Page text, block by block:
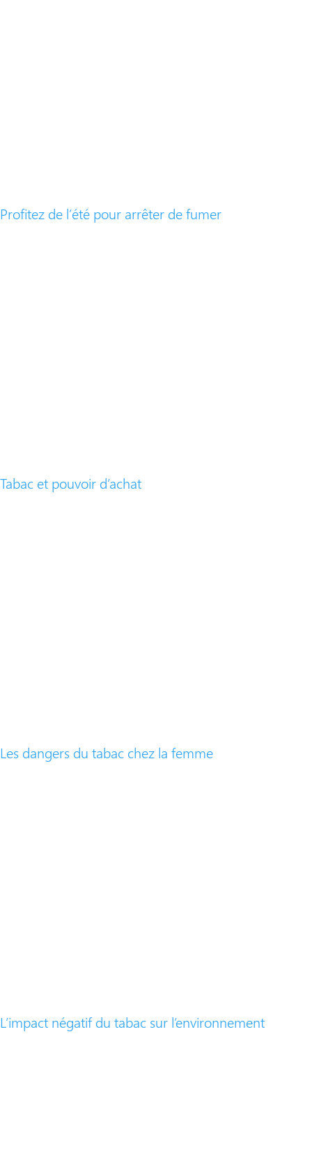
Profitez de l’été pour arrêter de fumer
Tabac et pouvoir d’achat
Les dangers du tabac chez la femme​
​L’impact négatif du tabac sur l’environnement